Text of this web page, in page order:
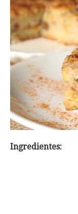
Ingredientes: